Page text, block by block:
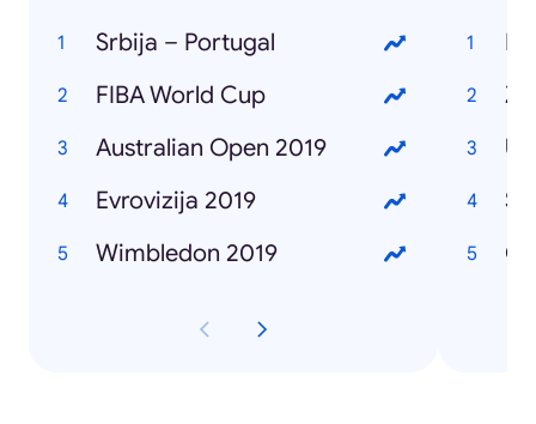
Srbija – Portugal
FIBA World Cup
Australian Open 2019
Evrovizija 2019
Wimbledon 2019